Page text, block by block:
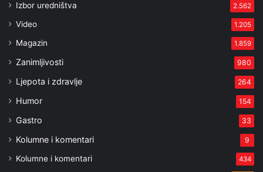
Izbor uredništva 2.562
Video 1.205
Magazin 1.859
Zanimljivosti 980
Ljepota i zdravlje 264
Humor 154
Gastro 33
Kolumne i komentari 9
Kolumne i komentari 434